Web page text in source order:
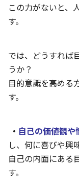
この力がないと、
す。
では、どうすれば
うか？
目的意識を高める
す。
・ 自己の価値観や
し、何に喜びや興
自己の内面にある
す。